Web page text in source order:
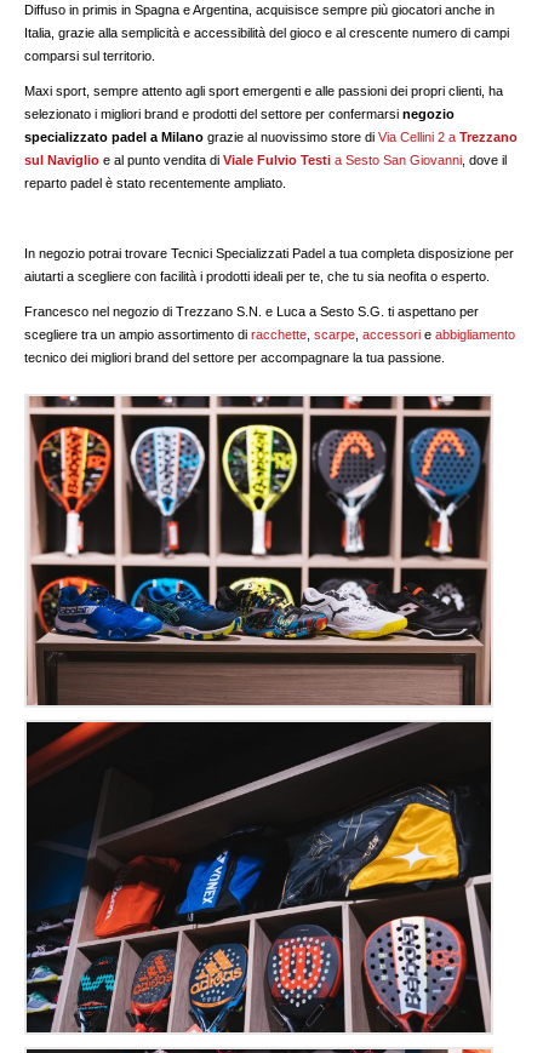
Diffuso in primis in Spagna e Argentina, acquisisce sempre più giocatori anche in
Italia, grazie alla semplicità e accessibilità del gioco e al crescente numero di campi
comparsi sul territorio.
Maxi sport, sempre attento agli sport emergenti e alle passioni dei propri clienti, ha
selezionato i migliori brand e prodotti del settore per confermarsinegozio
specializzato padel a Milano grazie al nuovissimo store diVia Cellini 2 aTrezzano
sul Naviglio e al punto vendita diViale Fulvio Testi a Sesto San Giovanni , dove il
reparto padel è stato recentemente ampliato.
In negozio potrai trovare Tecnici Specializzati Padel a tua completa disposizione per
aiutarti a scegliere con facilità i prodotti ideali per te, che tu sia neofita o esperto.
Francesco nel negozio di Trezzano S.N. e Luca a Sesto S.G. ti aspettano per
scegliere tra un ampio assortimento diracchette ,scarpe ,accessori eabbigliamento
tecnico dei migliori brand del settore per accompagnare la tua passione.